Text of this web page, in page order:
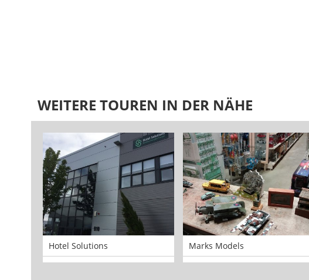
WEITERE TOUREN IN DER NÄHE
Hotel Solutions Marks Models